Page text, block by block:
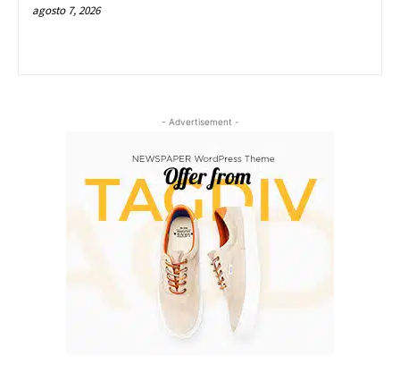
agosto 7, 2026
- Advertisement -